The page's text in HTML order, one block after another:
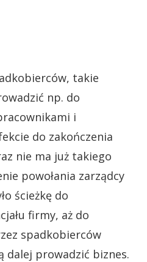
takie
np. do
i
do zakończenia
nie ma już takiego
powołania zarządcy
ścieżkę do
firmy, aż do
spadkobierców
dalej prowadzić biznes.